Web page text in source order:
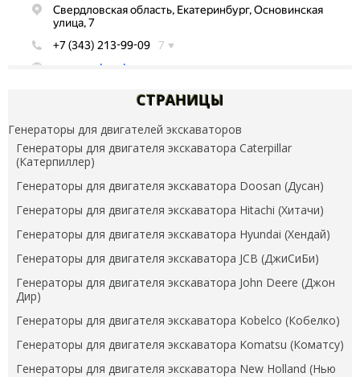
СТРАНИЦЫ
Генераторы для двигателей экскаваторов
Генераторы для двигателя экскаватора Caterpillar
(Катерпиллер)
Генераторы для двигателя экскаватора Doosan (Дусан)
Генераторы для двигателя экскаватора Hitachi (Хитачи)
Генераторы для двигателя экскаватора Hyundai (Хендай)
Генераторы для двигателя экскаватора JCB (ДжиСиБи)
Генераторы для двигателя экскаватора John Deere (Джон
Дир)
Генераторы для двигателя экскаватора Kobelco (Кобелко)
Генераторы для двигателя экскаватора Komatsu (Коматсу)
Генераторы для двигателя экскаватора New Holland (Нью